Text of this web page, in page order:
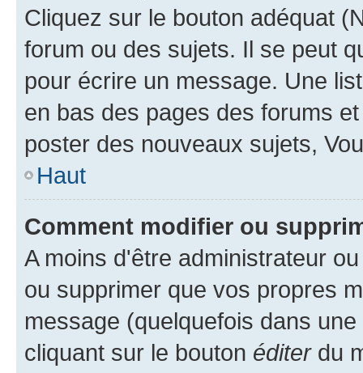
Cliquez sur le bouton adéquat
forum ou des sujets. Il se peut
pour écrire un message. Une
en bas des pages des forums
poster des nouveaux sujets,
Haut
Comment modifier ou
A moins d'être administrateur
ou supprimer que vos propres
message (quelquefois dans
cliquant sur le bouton éditerdu